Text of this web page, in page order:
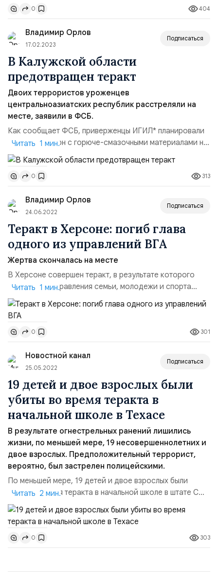
ужасающее событие — теракт, совершённый
украинской диверсионно-разведывательной группой.
В результате теракта...
0 404
Владимир Орлов
17.02.2023
Подписаться
В Калужской области
предотвращен теракт
Двоих террористов уроженцев
центральноазиатских республик расстреляли на
месте, заявили в ФСБ.
Как сообщает ФСБ, приверженцы ИГИЛ* планировали
подрыв цистерн с горюче-смазочными материалами на
химическом предприятии. Двое уроженцев стран
Центральной Азии оказали сопротивление при
задержании и были ликвидированы. Потерь среди
сотрудников правоохранительных органов и
пострадавших среди гражданского населения не
допущено. "Предотвращен террорис...
Читать 1 мин.
0 313
Владимир Орлов
24.06.2022
Подписаться
Теракт в Херсоне: погиб глава
одного из управлений ВГА
Жертва скончалась на месте
В Херсоне совершен теракт, в результате которого
погиб глава управления семьи, молодежи и спорта
Дмитрий Славученко. По предварительным данным
жертва скончалась на месте. Пресс-секретарь
Дмитрий Песков отреагировал на данное
происшествие, сказав что стрельбу и взрывы можно
расценивать только как теракты и рассматривать их в
особом порядке. Ранее российс...
Читать 1 мин.
0 301
Новостной канал
25.05.2022
Подписаться
19 детей и двое взрослых были
убиты во время теракта в
начальной школе в Техасе
В результате огнестрельных ранений лишились
жизни, по меньшей мере, 19 несовершеннолетних и
двое взрослых. Предположительный террорист,
вероятно, был застрелен полицейскими.
По меньшей мере, 19 детей и двое взрослых были
убиты во время теракта в начальной школе в штате США
- Техасе. Нападающий был ликвидирован, сообщил
губернатор Техаса Грег Эбботт во время пресс-
конференции. 18 летний подозреваемый, вооруженный
ручным огнестрельным оружием и винтовкой
предположительно был застрелен полицейскими. В
Читать 2 мин.
0 303